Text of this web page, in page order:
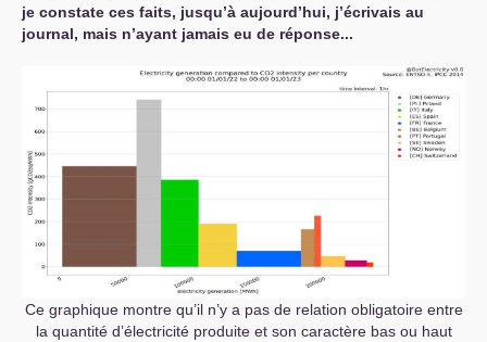
je constate ces faits, jusqu’à aujourd’hui, j’écrivais au
journal, mais n’ayant jamais eu de réponse...
Ce graphique montre qu’il n’y a pas de relation obligatoire entre
la quantité d’électricité produite et son caractère bas ou haut